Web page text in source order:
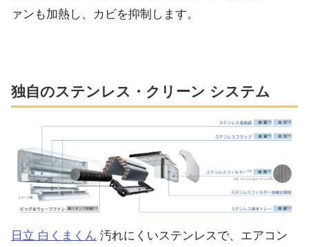
ァンも加熱し、カビを抑制します。
独自のステンレス・クリーン システム
日立 白くまくん 汚れにくいステンレスで、エアコン